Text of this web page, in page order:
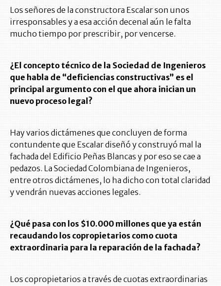
Los señores de la constructora Escalar son unos
irresponsables y a esa acción decenal aún le falta
mucho tiempo por prescribir, por vencerse.
¿El concepto técnico de la Sociedad de Ingenieros
que habla de “deficiencias constructivas” es el
principal argumento con el que ahora inician un
nuevo proceso legal?
Hay varios dictámenes que concluyen de forma
contundente que Escalar diseñó y construyó mal la
fachada del Edificio Peñas Blancas y por eso se cae a
pedazos. La Sociedad Colombiana de Ingenieros,
entre otros dictámenes, lo ha dicho con total claridad
y vendrán nuevas acciones legales.
¿Qué pasa con los $10.000 millones que ya están
recaudando los copropietarios como cuota
extraordinaria para la reparación de la fachada?
Los copropietarios a través de cuotas extraordinarias